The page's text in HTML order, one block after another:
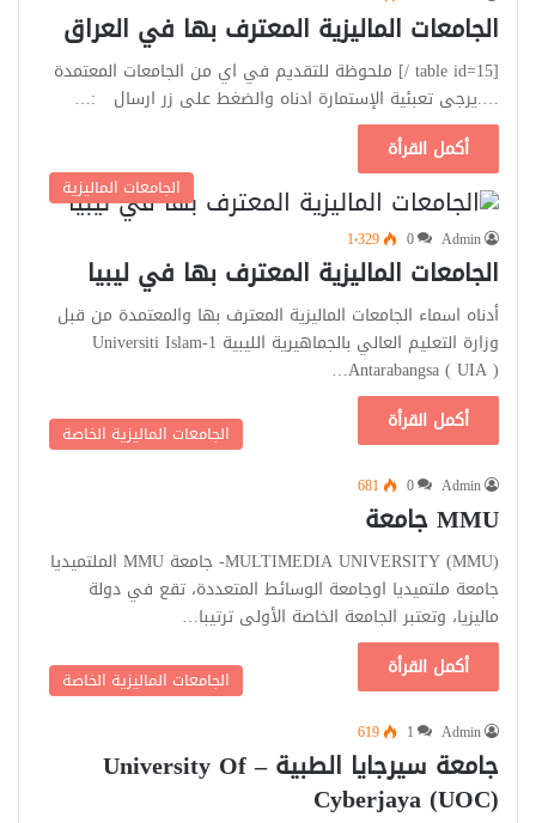
الجامعات الماليزية المعترف بها في العراق
[table id=15 /] ملحوظة للتقديم في اي من الجامعات المعتمدة
….يرجى تعبئية الإستمارة ادناه والضغط على زر ارسال :…
أكمل القرأة
الجامعات الماليزية
Admin
0 1٬329
الجامعات الماليزية المعترف بها في ليبيا
أدناه اسماء الجامعات الماليزية المعترف بها والمعتمدة من قبل
وزارة التعليم العالي بالجماهيرية الليبية 1-Universiti Islam
Antarabangsa ( UIA )…
أكمل القرأة
الجامعات الماليزية الخاصة
Admin
0
681
MMU جامعة
MULTIMEDIA UNIVERSITY (MMU)- جامعة MMU الملتميديا
جامعة ملتميديا اوجامعة الوسائط المتعددة، تقع في دولة
ماليزيا، وتعتبر الجامعة الخاصة الأولى ترتيبا…
أكمل القرأة
الجامعات الماليزية الخاصة
Admin
1
619
جامعة سيرجايا الطبية – University Of
Cyberjaya (UOC)